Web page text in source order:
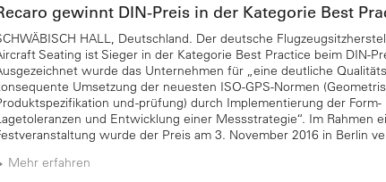
gewinnt DIN-Preis in der Kategorie Best
HALL, Deutschland. Der deutsche
Seating ist Sieger in der Kategorie Best Practice beim DIN-
wurde das Unternehmen für „eine deutliche
Umsetzung der neuesten ISO-GPS-Normen
und -prüfung) durch Implementierung der Form-
und Entwicklung einer Messstrategie“. Im Rahmen
wurde der Preis am 3. November 2016 in Berlin
Mehr erfahren